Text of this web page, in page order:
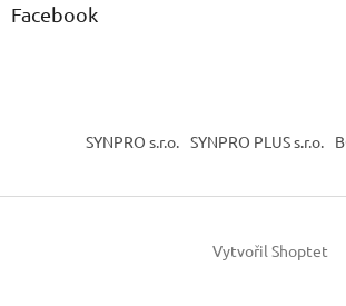
Facebook
SYNPRO s.r.o. SYNPRO PLUS s.r.o.
Vytvořil Shoptet